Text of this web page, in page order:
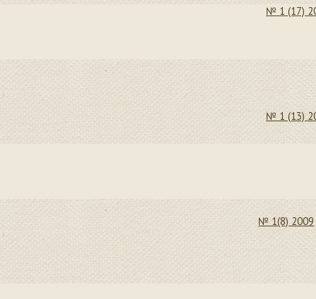
№ 1 (17)
№ 1 (13)
№ 1(8) 2009